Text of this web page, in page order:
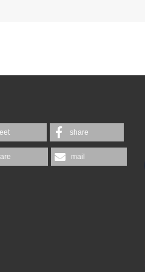
share
mail